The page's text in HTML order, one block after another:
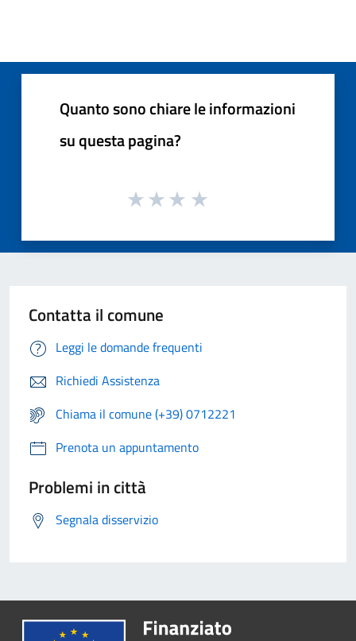
Quanto sono chiare le informazioni
su questa pagina?
Contatta il comune
Leggi le domande frequenti
Richiedi Assistenza
Chiama il comune (+39) 0712221
Prenota un appuntamento
Problemi in città
Segnala disservizio